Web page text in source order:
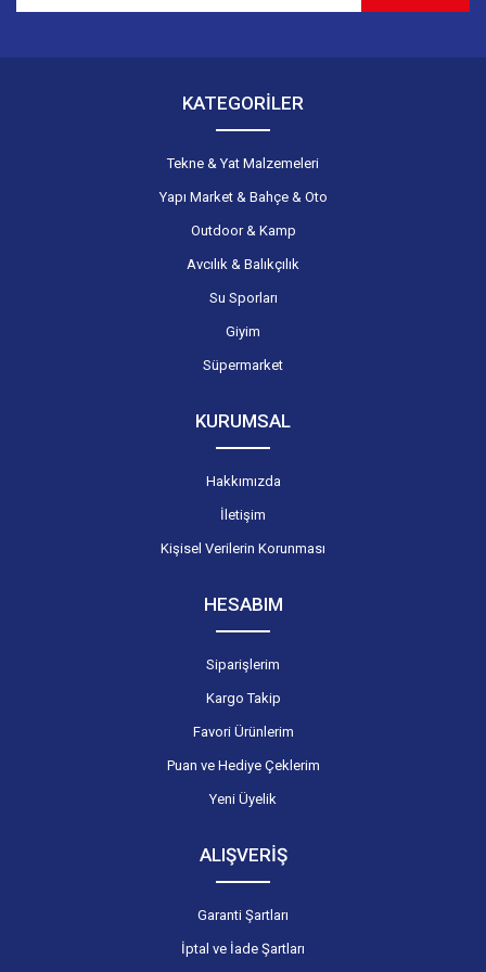
Gönder
KATEGORİLER
Tekne & Yat Malzemeleri
Yapı Market & Bahçe & Oto
Outdoor & Kamp
Avcılık & Balıkçılık
Su Sporları
Giyim
Süpermarket
KURUMSAL
Hakkımızda
İletişim
Kişisel Verilerin Korunması
HESABIM
Siparişlerim
Kargo Takip
Favori Ürünlerim
Puan ve Hediye Çeklerim
Yeni Üyelik
ALIŞVERİŞ
Garanti Şartları
İptal ve İade Şartları